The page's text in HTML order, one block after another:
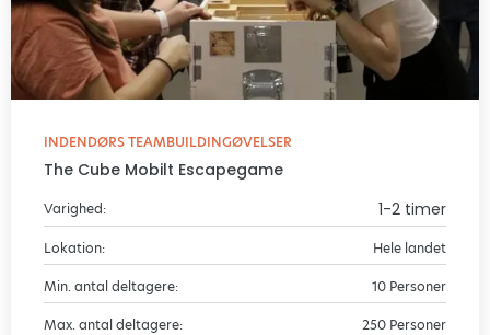
INDENDØRS TEAMBUILDINGØVELSER
The Cube Mobilt Escapegame
Varighed: 1-2 timer
Lokation: Hele landet
Min. antal deltagere: 10 Personer
Max. antal deltagere: 250 Personer